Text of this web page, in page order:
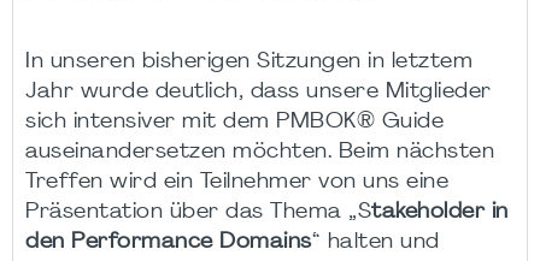
In unseren bisherigen Sitzungen in letztem
Jahr wurde deutlich, dass unsere Mitglieder
sich intensiver mit dem PMBOK® Guide
auseinandersetzen möchten. Beim nächsten
Treffen wird ein Teilnehmer von uns eine
Präsentation über das Thema „Stakeholder in
den Performance Domains“ halten und